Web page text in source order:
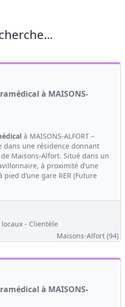
à MAISONS-
à MAISONS-ALFORT –
dans une résidence donnant
Maisons-Alfort. Situé dans un
à proximité d’une
d’une gare RER (Future
- Clientèle
Maisons-Alfort (94)
à MAISONS-